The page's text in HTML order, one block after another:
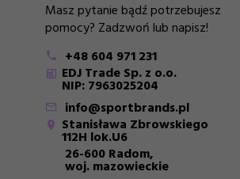
Masz pytanie bądź potrzebujesz
pomocy? Zadzwoń lub napisz!
+48 604 971 231
EDJ Trade Sp. z o.o.
NIP: 7963025204
info@sportbrands.pl
Stanisława Zbrowskiego
112H lok.U6
26-600 Radom,
woj. mazowieckie